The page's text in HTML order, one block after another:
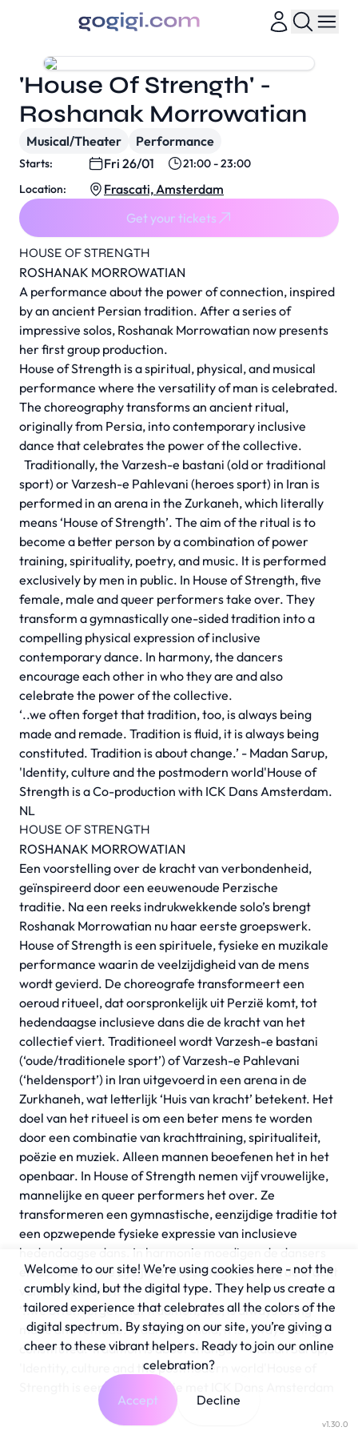
HOUSE OF STRENGTH
ROSHANAK MORROWATIAN
A performance about the power of connection, inspired
by an ancient Persian tradition. After a series of
impressive solos, Roshanak Morrowatian now presents
her first group production.
House of Strength is a spiritual, physical, and musical
performance where the versatility of man is celebrated.
The choreography transforms an ancient ritual,
originally from Persia, into contemporary inclusive
dance that celebrates the power of the collective.
Traditionally, the Varzesh-e bastani (old or traditional
sport) or Varzesh-e Pahlevani (heroes sport) in Iran is
performed in an arena in the Zurkaneh, which literally
means ‘House of Strength’. The aim of the ritual is to
become a better person by a combination of power
training, spirituality, poetry, and music. It is performed
exclusively by men in public. In House of Strength, five
female, male and queer performers take over. They
transform a gymnastically one-sided tradition into a
compelling physical expression of inclusive
contemporary dance. In harmony, the dancers
encourage each other in who they are and also
celebrate the power of the collective.
‘..we often forget that tradition, too, is always being
made and remade. Tradition is fluid, it is always being
constituted. Tradition is about change.’ - Madan Sarup,
'Identity, culture and the postmodern world'House of
Strength is a Co-production with ICK Dans Amsterdam.
NL
HOUSE OF STRENGTH
ROSHANAK MORROWATIAN
Een voorstelling over de kracht van verbondenheid,
geïnspireerd door een eeuwenoude Perzische
traditie. Na een reeks indrukwekkende solo’s brengt
Roshanak Morrowatian nu haar eerste groepswerk.
House of Strength is een spirituele, fysieke en muzikale
performance waarin de veelzijdigheid van de mens
wordt gevierd. De choreografe transformeert een
oeroud ritueel, dat oorspronkelijk uit Perzië komt, tot
hedendaagse inclusieve dans die de kracht van het
collectief viert. Traditioneel wordt Varzesh-e bastani
(‘oude/traditionele sport’) of Varzesh-e Pahlevani
(‘heldensport’) in Iran uitgevoerd in een arena in de
Zurkhaneh, wat letterlijk ‘Huis van kracht’ betekent. Het
doel van het ritueel is om een beter mens te worden
door een combinatie van krachttraining, spiritualiteit,
poëzie en muziek. Alleen mannen beoefenen het in het
openbaar. In House of Strength nemen vijf vrouwelijke,
mannelijke en queer performers het over. Ze
transformeren een gymnastische, eenzijdige traditie tot
een opzwepende fysieke expressie van inclusieve
hedendaagse dans. In harmonie moedigen de dansers
elkaar aan in wie zij zijn en vieren tegelijkertijd de kracht
van het collectief.
‘..we often forget that tradition, too, is always being
made and remade. Tradition is fluid, it is always being
constituted. Tradition is about change.’ - Madan Sarup,
'Identity, culture and the postmodern world'House of
Strength is een Co-productie met ICK Dans Amsterdam
'House Of Strength' -
Roshanak Morrowatian
Musical/Theater Performance
Starts: Fri 26/01
21:00 - 23:00
Location:
Frascati, Amsterdam
Get your tickets
v1.30.0
Welcome to our site! We’re using cookies here - not the
crumbly kind, but the digital type. They help us create a
tailored experience that celebrates all the colors of the
digital spectrum. By staying on our site, you’re giving a
cheer to these vibrant helpers. Ready to join our online
celebration?
Accept Decline